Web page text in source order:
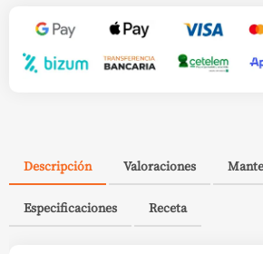
Descripción Valoraciones
Especificaciones Receta